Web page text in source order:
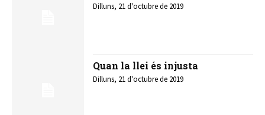
Dilluns, 21 d'octubre de 2019
Quan la llei és injusta
Dilluns, 21 d'octubre de 2019